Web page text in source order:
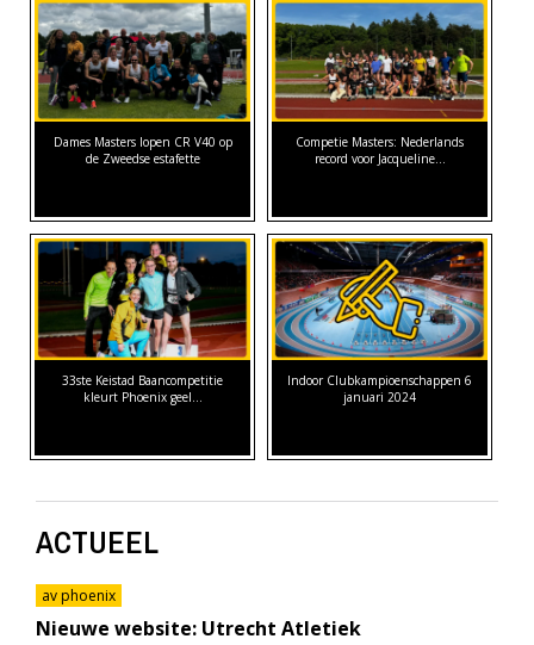
Dames Masters lopen CR V40 op
de Zweedse estafette
Competie Masters: Nederlands
record voor Jacqueline…
33ste Keistad Baancompetitie
kleurt Phoenix geel…
Indoor Clubkampioenschappen 6
januari 2024
ACTUEEL
av phoenix
Nieuwe website: Utrecht Atletiek